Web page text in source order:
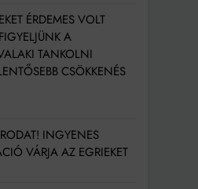
ÉRDEMES VOLT
A
TANKOLNI
CSÖKKENÉS
INGYENES
VÁRJA AZ EGRIEKET